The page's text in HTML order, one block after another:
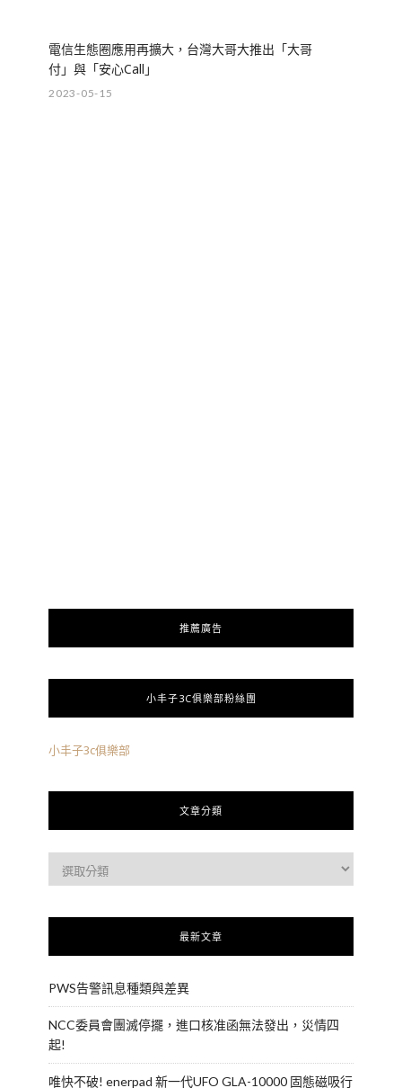
電信生態圈應用再擴大，台灣大哥大推出「大哥
付」與「安心Call」
2023-05-15
推薦廣告
小丰子3C俱樂部粉絲團
小丰子3c俱樂部
文章分類
最新文章
PWS告警訊息種類與差異
NCC委員會團滅停擺，進口核准函無法發出，災情四
起!
唯快不破! enerpad 新一代UFO GLA-10000 固態磁吸行